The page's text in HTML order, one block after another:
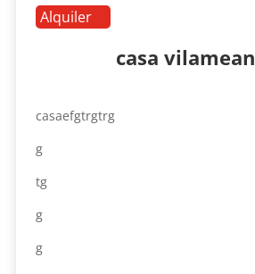
Alquiler
casa vilamean
casaefgtrgtrg
g
tg
g
g